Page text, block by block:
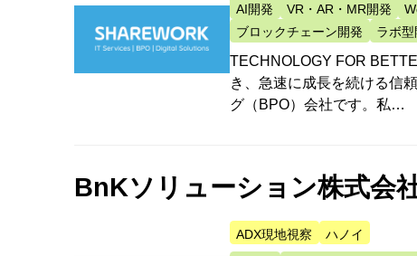
AI開発 VR・AR・MR開発
ブロックチェーン開発
ラボ型
TECHNOLOGY FOR
き、急速に成長を続ける信
グ（BPO）会社です。私…
BnKソリューション株式会
ADX現地視察 ハノイ